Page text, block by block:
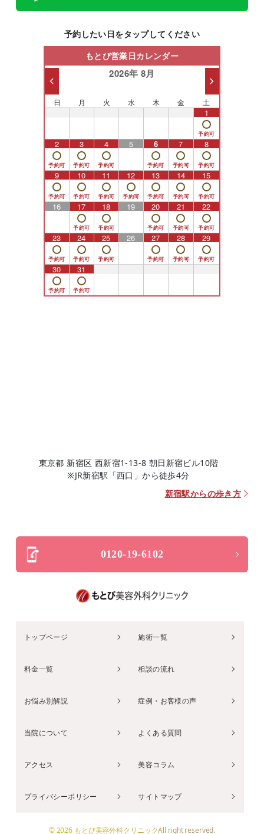
予約したい日をタップしてください
もとび営業日カレンダー
2026年 8月
日 月 火 水 木 金 土
1
2 3 4 5 6 7 8
9 10 11 12 13 14 15
16 17 18 19 20 21 22
23 24 25 26 27 28 29
30 31
東京都 新宿区 西新宿1-13-8 朝日新宿ビル10階
※JR新宿駅「西口」から徒歩4分
新宿駅からの歩き方
0120-19-6102
トップページ 施術一覧
料金一覧 相談の流れ
お悩み別解説 症例・お客様の声
当院について よくある質問
アクセス 美容コラム
プライバシーポリシー サイトマップ
© 2026 もとび美容外科クリニックAll right reserved.